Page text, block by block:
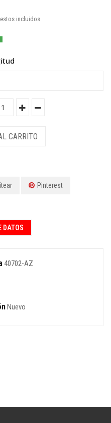
incluidos
CARRITO
Pinterest
DATOS
40702-AZ
Nuevo